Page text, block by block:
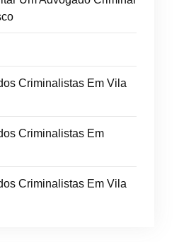
Criminalistas Em Vila
Criminalistas Em
Criminalistas Em Vila